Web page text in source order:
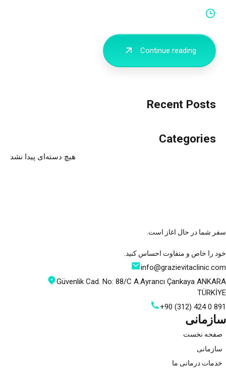
Continue reading
Recent Posts
Categories
هیچ دسته‌ای پیدا نشد
سفر شما در حال اغاز است.
خود را خاص و متفاوت احساس کنید.
info@grazievitaclinic.com
Güvenlik Cad. No: 88/C A.Ayrancı Çankaya ANKARA
TÜRKİYE
+90 (312) 424 0 891
سازمانی
صفحه نخست
سازمانی
خدمات درمانی ما